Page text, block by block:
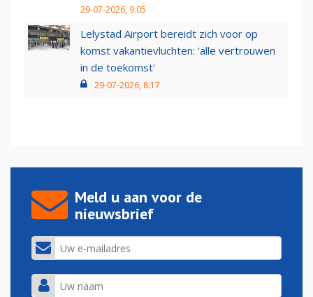
29-07-2026, 9:05
Lelystad Airport bereidt zich voor op
komst vakantievluchten: 'alle vertrouwen
in de toekomst'
29-07-2026, 8:17
Meld u aan voor de
nieuwsbrief